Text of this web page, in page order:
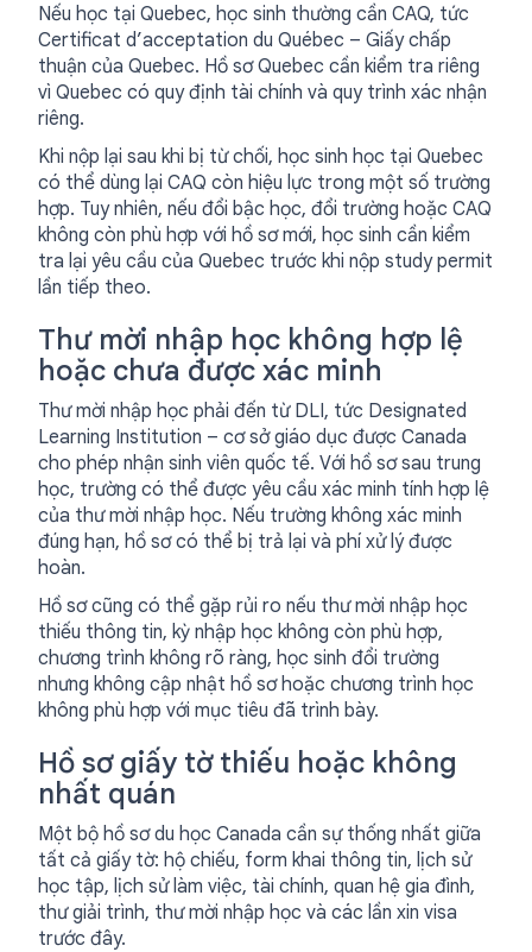
Nếu học tại Quebec, học sinh thường cần CAQ, tức
Certificat d’acceptation du Québec – Giấy chấp
thuận của Quebec. Hồ sơ Quebec cần kiểm tra riêng
vì Quebec có quy định tài chính và quy trình xác nhận
riêng.
Khi nộp lại sau khi bị từ chối, học sinh học tại Quebec
có thể dùng lại CAQ còn hiệu lực trong một số trường
hợp. Tuy nhiên, nếu đổi bậc học, đổi trường hoặc CAQ
không còn phù hợp với hồ sơ mới, học sinh cần kiểm
tra lại yêu cầu của Quebec trước khi nộp study permit
lần tiếp theo.
Thư mời nhập học không hợp lệ
hoặc chưa được xác minh
Thư mời nhập học phải đến từ DLI, tức Designated
Learning Institution – cơ sở giáo dục được Canada
cho phép nhận sinh viên quốc tế. Với hồ sơ sau trung
học, trường có thể được yêu cầu xác minh tính hợp lệ
của thư mời nhập học. Nếu trường không xác minh
đúng hạn, hồ sơ có thể bị trả lại và phí xử lý được
hoàn.
Hồ sơ cũng có thể gặp rủi ro nếu thư mời nhập học
thiếu thông tin, kỳ nhập học không còn phù hợp,
chương trình không rõ ràng, học sinh đổi trường
nhưng không cập nhật hồ sơ hoặc chương trình học
không phù hợp với mục tiêu đã trình bày.
Hồ sơ giấy tờ thiếu hoặc không
nhất quán
Một bộ hồ sơ du học Canada cần sự thống nhất giữa
tất cả giấy tờ: hộ chiếu, form khai thông tin, lịch sử
học tập, lịch sử làm việc, tài chính, quan hệ gia đình,
thư giải trình, thư mời nhập học và các lần xin visa
trước đây.